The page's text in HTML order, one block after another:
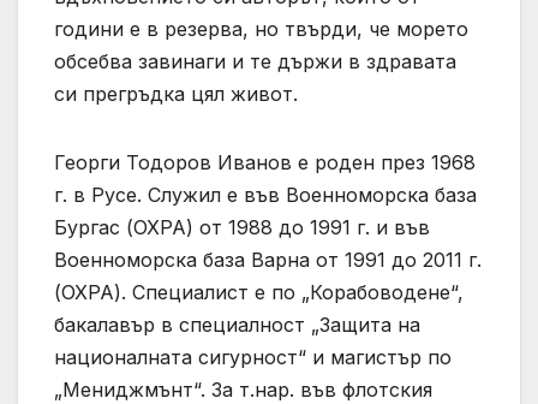
години е в резерва, но твърди, че морето
обсебва завинаги и те държи в здравата
си прегръдка цял живот.
Георги Тодоров Иванов е роден през 1968
г. в Русе. Служил е във Военноморска база
Бургас (ОХРА) от 1988 до 1991 г. и във
Военноморска база Варна от 1991 до 2011 г.
(ОХРА). Специалист е по „Корабоводене“,
бакалавър в специалност „Защита на
националната сигурност“ и магистър по
„Мениджмънт“. За т.нар. във флотския